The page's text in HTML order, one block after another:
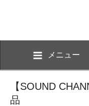
メニュー
【SOUND
品